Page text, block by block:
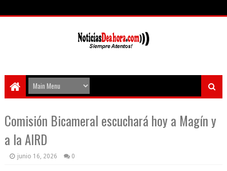
Comisión Bicameral escuchará hoy a Magín y
a la AIRD
junio 16, 2026 0